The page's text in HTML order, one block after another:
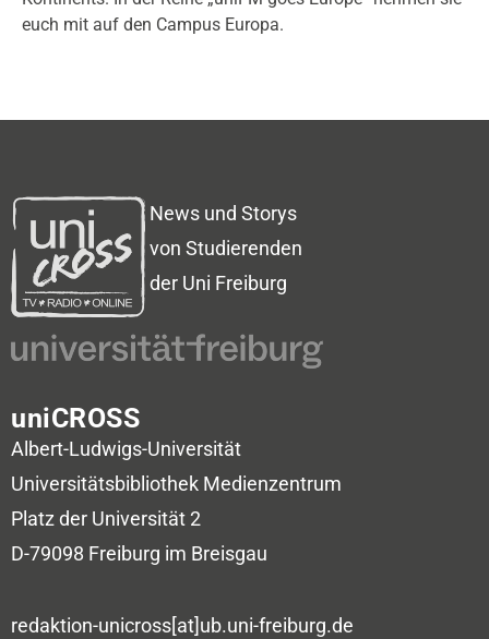
euch mit auf den Campus Europa.
News und Storys
von Studierenden
der Uni Freiburg
uniCROSS
Albert-Ludwigs-Universität
Universitätsbibliothek Medienzentrum
Platz der Universität 2
D-79098 Freiburg im Breisgau
redaktion-unicross[at]ub.uni-freiburg.de